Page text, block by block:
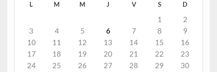
L M M J V S D
1
2
3
4 5 6 7 8
9
10
11 12 13 14 15
16
17
18 19 20 21 22
23
24
25 26 27 28 29
30